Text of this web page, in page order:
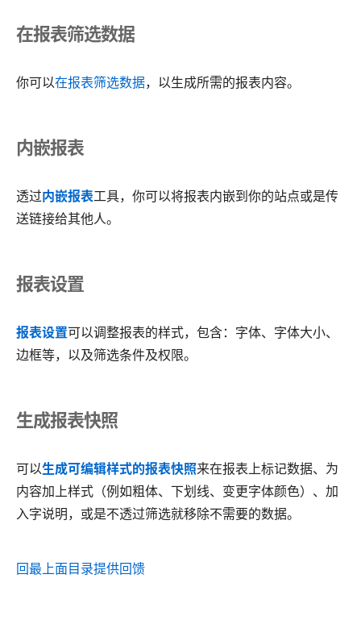
在报表筛选数据
你可以在报表筛选数据，以生成所需的报表内容。
内嵌报表
透过内嵌报表工具，你可以将报表内嵌到你的站点或是传
送链接给其他人。
报表设置
报表设置可以调整报表的样式，包含：字体、字体大小、
边框等，以及筛选条件及权限。
生成报表快照
可以生成可编辑样式的报表快照来在报表上标记数据、为
内容加上样式（例如粗体、下划线、变更字体颜色）、加
入字说明，或是不透过筛选就移除不需要的数据。
回最上面目录提供回馈